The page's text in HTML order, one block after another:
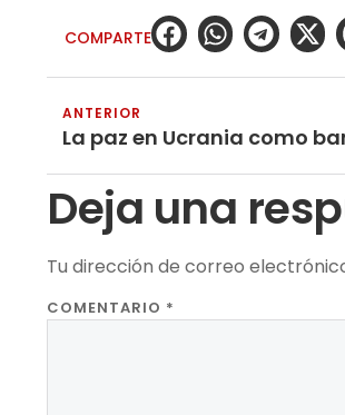
COMPARTE
ANTERIOR
Deja una
Tu dirección de correo
COMENTARIO *